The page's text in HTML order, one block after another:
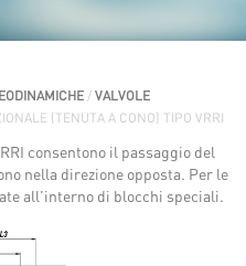
/ VALVOLE
(TENUTA A CONO) TIPO VRRI
consentono il passaggio del
nella direzione opposta. Per le
all’interno di blocchi speciali.